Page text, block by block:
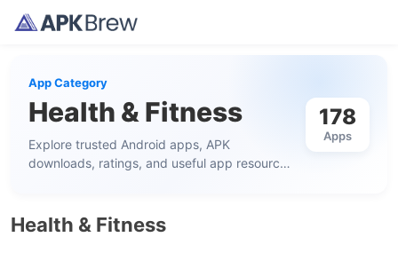
App Category
Health & Fitness
Explore trusted Android apps, APK
downloads, ratings, and useful app resources
178
Apps
Health & Fitness